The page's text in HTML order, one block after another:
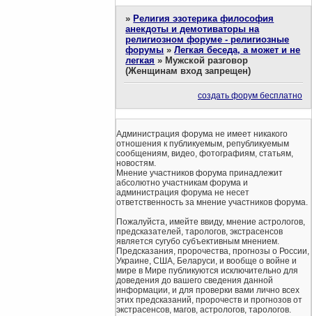
» Религия эзотерика философия
анекдоты и демотиваторы на
религиозном форуме - религиозные
форумы »Легкая беседа, а может и не
легкая » Мужской разговор
(Женщинам вход запрещен)
создать форум бесплатно
Администрация форума не имеет никакого
отношения к публикуемым, републикуемым
сообщениям, видео, фотографиям, статьям,
новостям.
Мнение участников форума принадлежит
абсолютно участникам форума и
администрация форума не несет
ответственность за мнение участников форума.
Пожалуйста, имейте ввиду, мнение астрологов,
предсказателей, тарологов, экстрасенсов
является сугубо субъективным мнением.
Предсказания, пророчества, прогнозы о России,
Украине, США, Беларуси, и вообще о войне и
мире в Мире публикуются исключительно для
доведения до вашего сведения данной
информации, и для проверки вами лично всех
этих предсказаний, пророчеств и прогнозов от
экстрасенсов, магов, астрологов, тарологов.